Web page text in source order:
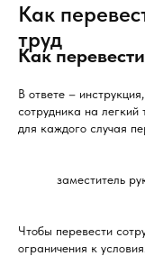
Как
труд
Как
В ответе –
сотрудника на
для каждого случая
заместитель
Чтобы перевести
ограничения к